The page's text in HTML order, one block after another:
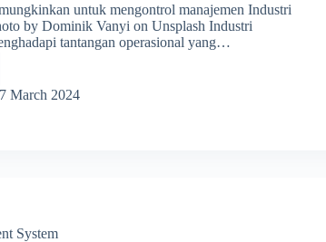
untuk mengontrol manajemen Industri
by Dominik Vanyi on Unsplash Industri
tantangan operasional yang…
7 March 2024
System